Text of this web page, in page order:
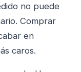
no puede
Comprar
en
caros.